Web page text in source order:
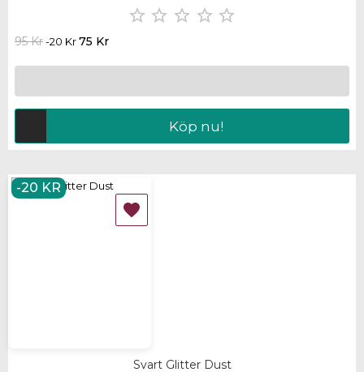
    
95 Kr-20 Kr75 Kr
Köp nu!
-20 KR

Svart Glitter Dust